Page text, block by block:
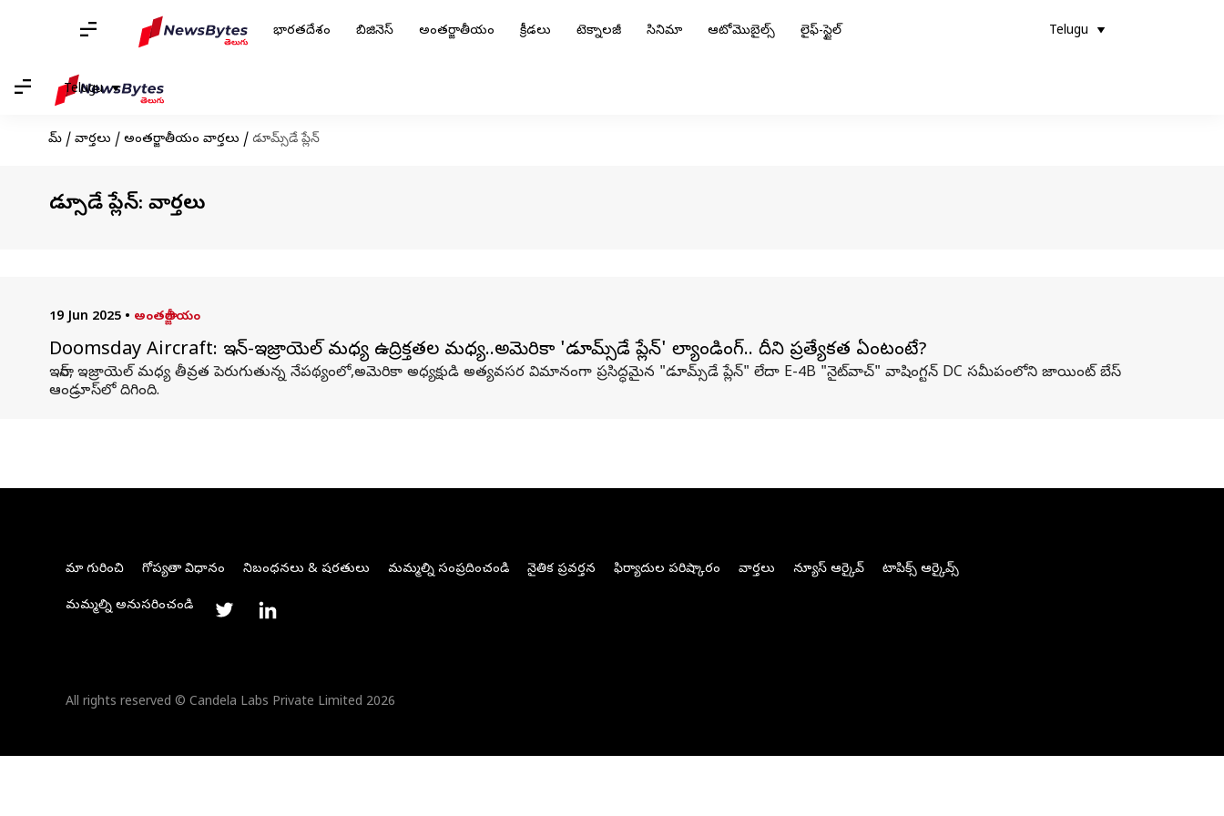
భారతదేశం బిజినెస్ అంతర్జాతీయం క్రీడలు టెక్నాలజీ సినిమా ఆటోమొబైల్స్ లైఫ్-స్టైల్ Telugu
Telugu
హోమ్ / వార్తలు / అంతర్జాతీయం వార్తలు / డూమ్స్‌డే ప్లేన్
డూమ్స్‌డే ప్లేన్: వార్తలు
19 Jun 2025 • అంతర్జాతీయం
Doomsday Aircraft: ఇరాన్-ఇజ్రాయెల్ మధ్య ఉద్రిక్తతల మధ్య..అమెరికా 'డూమ్స్‌డే ప్లేన్' ల్యాండింగ్.. దీని ప్రత్యేకత ఏంటంటే?
ఇరాన్, ఇజ్రాయెల్ మధ్య తీవ్రత పెరుగుతున్న నేపథ్యంలో,అమెరికా అధ్యక్షుడి అత్యవసర విమానంగా ప్రసిద్ధమైన "డూమ్స్‌డే ప్లేన్" లేదా E-4B "నైట్‌వాచ్" వాషింగ్టన్ DC సమీపంలోని జాయింట్ బేస్
ఆండ్రూస్‌లో దిగింది.
మా గురించి గోప్యతా విధానం నిబంధనలు & షరతులు మమ్మల్ని సంప్రదించండి నైతిక ప్రవర్తన ఫిర్యాదుల పరిష్కారం వార్తలు న్యూస్ ఆర్కైవ్ టాపిక్స్ ఆర్కైవ్స్
మమ్మల్ని అనుసరించండి
All rights reserved © Candela Labs Private Limited 2026